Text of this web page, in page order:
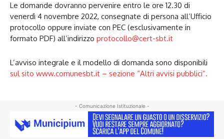
Le domande dovranno pervenire entro le ore 12.30 di
venerdì 4 novembre 2022, consegnate di persona all’Ufficio
protocollo oppure inviate con PEC (esclusivamente in
formato PDF) all’indirizzo protocollo@cert-sbt.it
L’avviso integrale e il modello di domanda sono disponibili
sul sito www.comunesbt.it – sezione “Altri avvisi pubblici”.
- Comunicazione Istituzionale -